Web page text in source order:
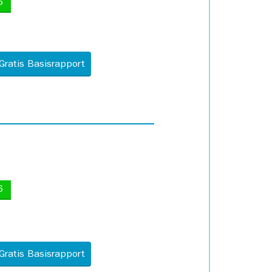
Basisrapport
Basisrapport